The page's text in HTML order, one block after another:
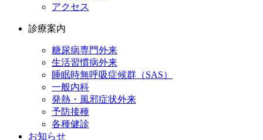
アクセス
診療案内
糖尿病専門外来
生活習慣病外来
睡眠時無呼吸症候群（SAS）
一般内科
発熱・風邪症状外来
予防接種
各種健診
お知らせ